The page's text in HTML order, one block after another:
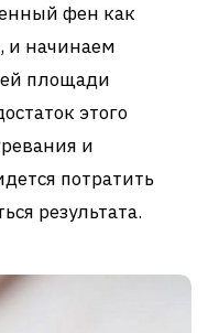
фен как
и начинаем
площади
этого
и
потратить
результата.